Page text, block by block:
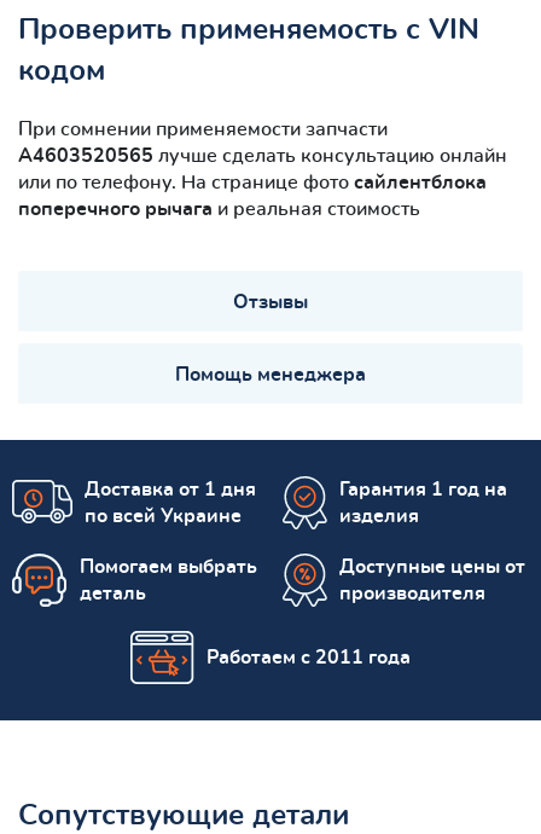
Проверить применяемость с VIN
кодом
При сомнении применяемости запчасти
A4603520565 лучше сделать консультацию онлайн
или по телефону. На странице фото сайлентблокa
поперечного рычага и реальная стоимость
Отзывы
Помощь менеджера
Доставка от 1 дня
по всей Украине
Гарантия 1 год на
изделия
Помогаем выбрать
деталь
Доступные цены от
производителя
Работаем с 2011 года
Сопутствующие детали